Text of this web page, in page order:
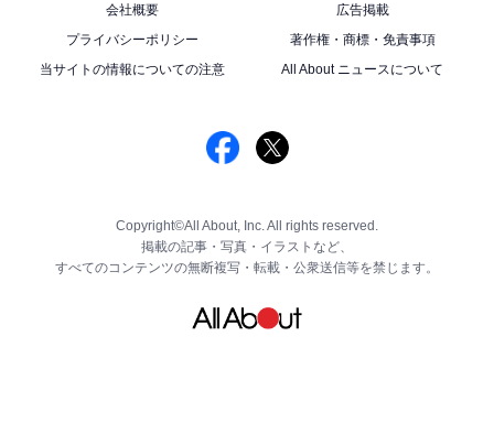
会社概要
広告掲載
プライバシーポリシー
著作権・商標・免責事項
当サイトの情報についての注意
All About ニュースについて
Copyright©All About, Inc. All rights reserved.
掲載の記事・写真・イラストなど、
すべてのコンテンツの無断複写・転載・公衆送信等を禁じます。